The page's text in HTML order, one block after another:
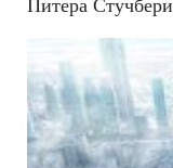
Питера Стучбери